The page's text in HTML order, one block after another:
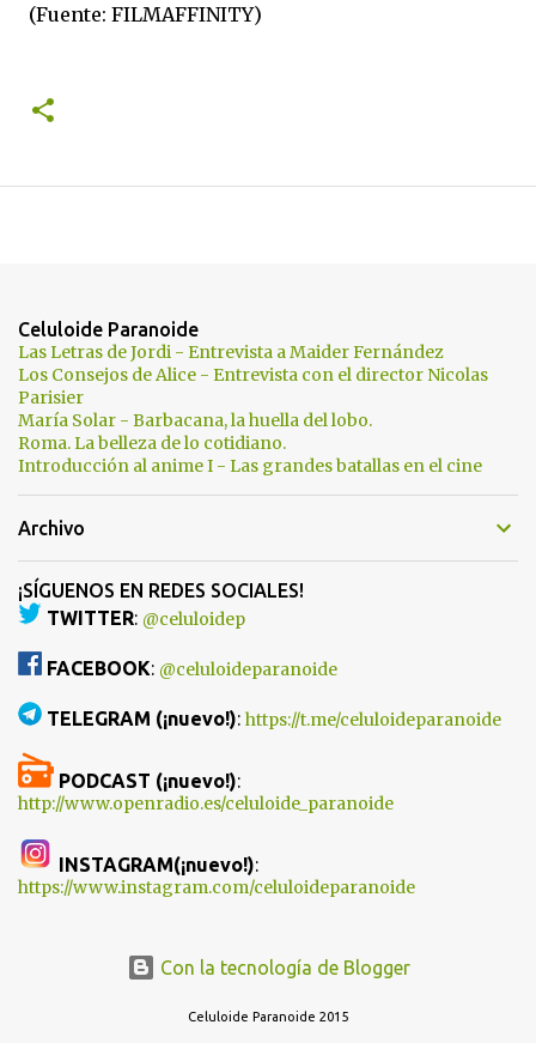
(Fuente: FILMAFFINITY)
Celuloide Paranoide
Las Letras de Jordi - Entrevista a Maider Fernández
Los Consejos de Alice - Entrevista con el director Nicolas
Parisier
María Solar - Barbacana, la huella del lobo.
Roma. La belleza de lo cotidiano.
Introducción al anime I - Las grandes batallas en el cine
Archivo
¡SÍGUENOS EN REDES SOCIALES!
TWITTER: @celuloidep
FACEBOOK: @celuloideparanoide
TELEGRAM (¡nuevo!): https://t.me/celuloideparanoide
PODCAST (¡nuevo!):
http://www.openradio.es/celuloide_paranoide
INSTAGRAM(¡nuevo!):
https://www.instagram.com/celuloideparanoide
Con la tecnología de Blogger
Celuloide Paranoide 2015